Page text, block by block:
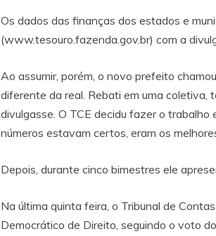
Os dados das finanças dos estados e
(www.tesouro.fazenda.gov.br) com a
Ao assumir, porém, o novo prefeito
diferente da real. Rebati em uma coletiva,
divulgasse. O TCE decidu fazer o
números estavam certos, eram os
Depois, durante cinco bimestres ele
Na última quinta feira, o Tribunal de
Democrático de Direito, seguindo o voto